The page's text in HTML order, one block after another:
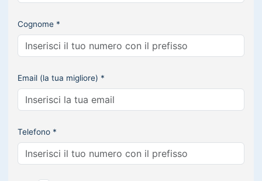
Cognome *
Email (la tua migliore) *
Telefono *